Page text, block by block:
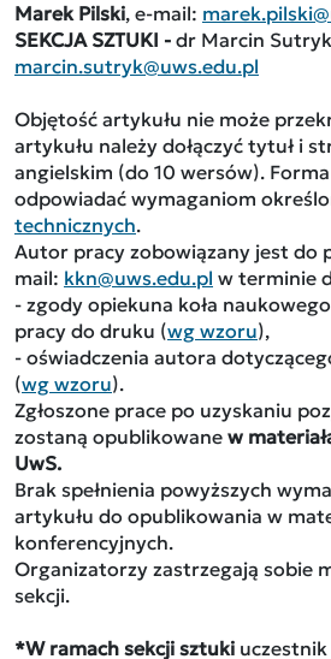
Marek Pilski, e-mail:
SEKCJA SZTUKI - dr Marcin
marcin.sutryk@uws.edu.pl
Objętość artykułu nie może
artykułu należy dołączyć tytuł i
angielskim (do 10 wersów).
odpowiadać wymaganiom
technicznych.
Autor pracy zobowiązany jest do
mail: kkn@uws.edu.pl w terminie
- zgody opiekuna koła
pracy do druku (wg wzoru),
- oświadczenia autora
(wg wzoru).
Zgłoszone prace po uzyskaniu
zostaną opublikowane w
UwS.
Brak spełnienia powyższych
artykułu do opublikowania w
konferencyjnych.
Organizatorzy zastrzegają sobie
sekcji.
*W ramach sekcji sztuki